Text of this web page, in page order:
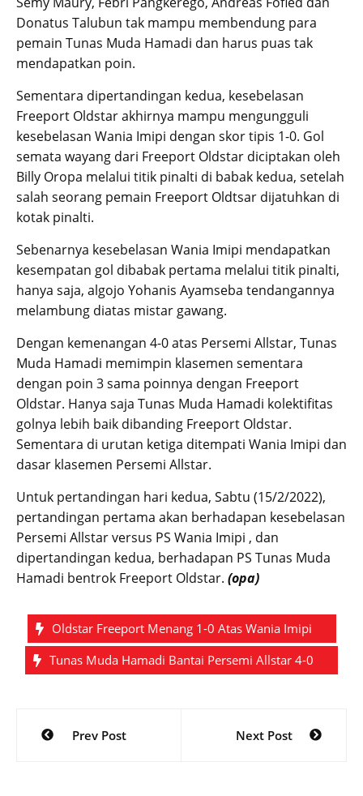
Donatus Talubun tak mampu membendung para
pemain Tunas Muda Hamadi dan harus puas tak
mendapatkan poin.
Sementara dipertandingan kedua, kesebelasan
Freeport Oldstar akhirnya mampu mengungguli
kesebelasan Wania Imipi dengan skor tipis 1-0. Gol
semata wayang dari Freeport Oldstar diciptakan oleh
Billy Oropa melalui titik pinalti di babak kedua, setelah
salah seorang pemain Freeport Oldtsar dijatuhkan di
kotak pinalti.
Sebenarnya kesebelasan Wania Imipi mendapatkan
kesempatan gol dibabak pertama melalui titik pinalti,
hanya saja, algojo Yohanis Ayamseba tendangannya
melambung diatas mistar gawang.
Dengan kemenangan 4-0 atas Persemi Allstar, Tunas
Muda Hamadi memimpin klasemen sementara
dengan poin 3 sama poinnya dengan Freeport
Oldstar. Hanya saja Tunas Muda Hamadi kolektifitas
golnya lebih baik dibanding Freeport Oldstar.
Sementara di urutan ketiga ditempati Wania Imipi dan
dasar klasemen Persemi Allstar.
Untuk pertandingan hari kedua, Sabtu (15/2/2022),
pertandingan pertama akan berhadapan kesebelasan
Persemi Allstar versus PS Wania Imipi , dan
dipertandingan kedua, berhadapan PS Tunas Muda
Hamadi bentrok Freeport Oldstar. (opa)
Oldstar Freeport Menang 1-0 Atas Wania Imipi
Tunas Muda Hamadi Bantai Persemi Allstar 4-0
Post
navigation
Prev Post Next Post